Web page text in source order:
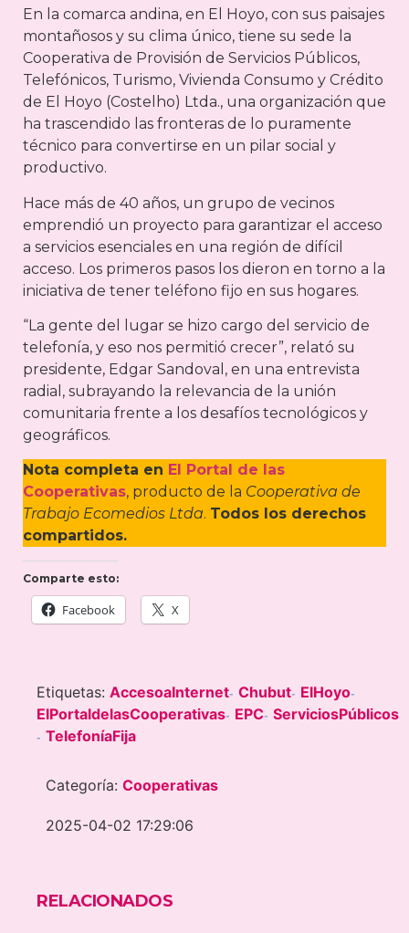
En la comarca andina, en El Hoyo, con sus paisajes
montañosos y su clima único, tiene su sede la
Cooperativa de Provisión de Servicios Públicos,
Telefónicos, Turismo, Vivienda Consumo y Crédito
de El Hoyo (Costelho) Ltda., una organización que
ha trascendido las fronteras de lo puramente
técnico para convertirse en un pilar social y
productivo.
Hace más de 40 años, un grupo de vecinos
emprendió un proyecto para garantizar el acceso
a servicios esenciales en una región de difícil
acceso. Los primeros pasos los dieron en torno a la
iniciativa de tener teléfono fijo en sus hogares.
“La gente del lugar se hizo cargo del servicio de
telefonía, y eso nos permitió crecer”, relató su
presidente, Edgar Sandoval, en una entrevista
radial, subrayando la relevancia de la unión
comunitaria frente a los desafíos tecnológicos y
geográficos.
Nota completa en El Portal de las
Cooperativas, producto de la Cooperativa de
Trabajo Ecomedios Ltda. Todos los derechos
compartidos.
Comparte esto:
Facebook X
Etiquetas: AccesoaInternet- Chubut- ElHoyo-
ElPortaldelasCooperativas- EPC- ServiciosPúblicos
- TelefoníaFija
Categoría: Cooperativas
2025-04-02 17:29:06
RELACIONADOS